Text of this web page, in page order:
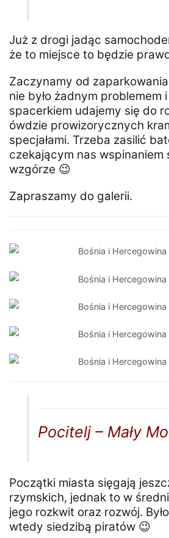
Już z drogi jadąc
że to miejsce to będzie
Zaczynamy od
nie było żadnym problemem
spacerkiem udajemy się do
ówdzie prowizorycznych
specjałami. Trzeba zasilić
czekającym nas wspinaniem
wzgórze 😉
Zapraszamy do galerii.
Pocitelj – Mały
Początki miasta sięgają
rzymskich, jednak to w
jego rozkwit oraz rozwój.
wtedy siedzibą piratów 😉